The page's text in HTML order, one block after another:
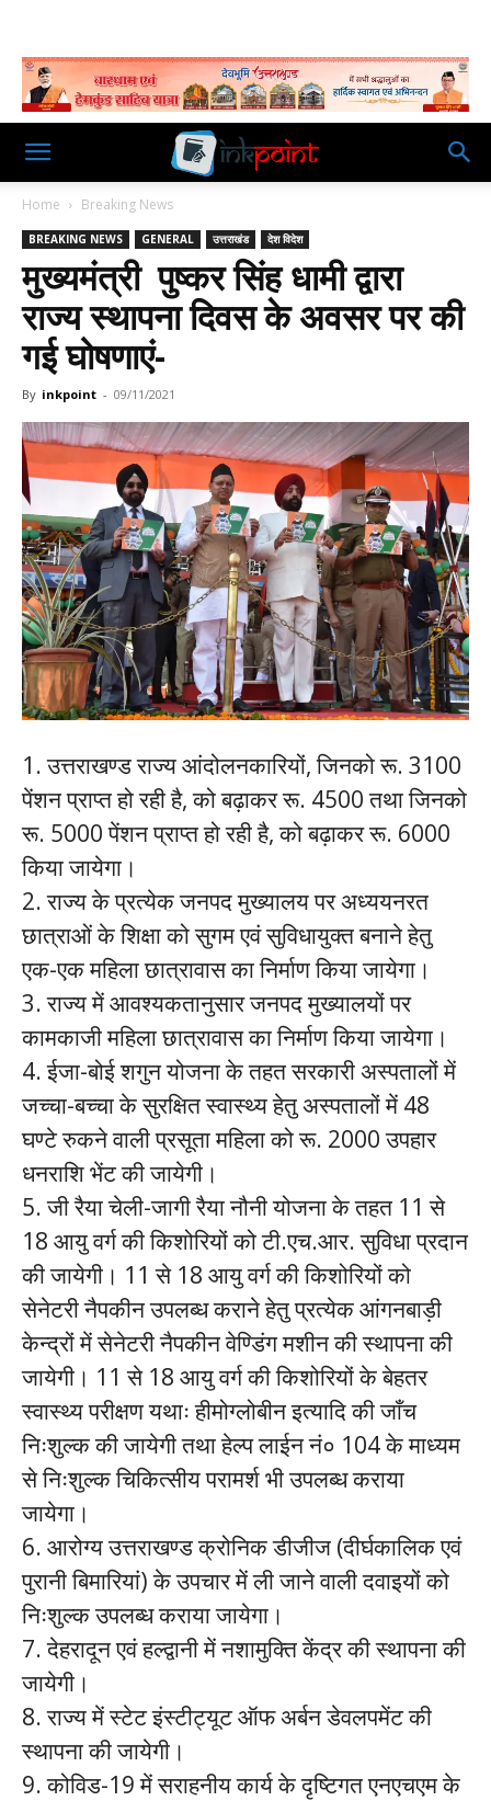
Home Breaking News
BREAKING NEWS GENERAL उत्तराखंड देश विदेश
मुख्यमंत्री पुष्कर सिंह धामी द्वारा
राज्य स्थापना दिवस के अवसर पर की
गई घोषणाएं-
By inkpoint - 09/11/2021
1. उत्तराखण्ड राज्य आंदोलनकारियों, जिनको रू. 3100
पेंशन प्राप्त हो रही है, को बढ़ाकर रू. 4500 तथा जिनको
रू. 5000 पेंशन प्राप्त हो रही है, को बढ़ाकर रू. 6000
किया जायेगा।
2. राज्य के प्रत्येक जनपद मुख्यालय पर अध्ययनरत
छात्राओं के शिक्षा को सुगम एवं सुविधायुक्त बनाने हेतु
एक-एक महिला छात्रावास का निर्माण किया जायेगा।
3. राज्य में आवश्यकतानुसार जनपद मुख्यालयों पर
कामकाजी महिला छात्रावास का निर्माण किया जायेगा।
4. ईजा-बोई शगुन योजना के तहत सरकारी अस्पतालों में
जच्चा-बच्चा के सुरक्षित स्वास्थ्य हेतु अस्पतालों में 48
घण्टे रुकने वाली प्रसूता महिला को रू. 2000 उपहार
धनराशि भेंट की जायेगी।
5. जी रैया चेली-जागी रैया नौनी योजना के तहत 11 से
18 आयु वर्ग की किशोरियों को टी.एच.आर. सुविधा प्रदान
की जायेगी। 11 से 18 आयु वर्ग की किशोरियों को
सेनेटरी नैपकीन उपलब्ध कराने हेतु प्रत्येक आंगनबाड़ी
केन्द्रों में सेनेटरी नैपकीन वेण्डिंग मशीन की स्थापना की
जायेगी। 11 से 18 आयु वर्ग की किशोरियों के बेहतर
स्वास्थ्य परीक्षण यथाः हीमोग्लोबीन इत्यादि की जाँच
निःशुल्क की जायेगी तथा हेल्प लाईन नं० 104 के माध्यम
से निःशुल्क चिकित्सीय परामर्श भी उपलब्ध कराया
जायेगा।
6. आरोग्य उत्तराखण्ड क्रोनिक डीजीज (दीर्घकालिक एवं
पुरानी बिमारियां) के उपचार में ली जाने वाली दवाइयों को
निःशुल्क उपलब्ध कराया जायेगा।
7. देहरादून एवं हल्द्वानी में नशामुक्ति केंद्र की स्थापना की
जायेगी।
8. राज्य में स्टेट इंस्टीट्यूट ऑफ अर्बन डेवलपमेंट की
स्थापना की जायेगी।
9. कोविड-19 में सराहनीय कार्य के दृष्टिगत एनएचएम के